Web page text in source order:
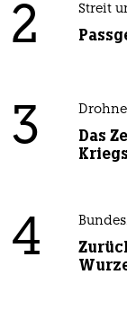
2 Streit
3
Das
4